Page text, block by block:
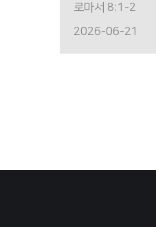
로마서 8:1-2
2026-06-21